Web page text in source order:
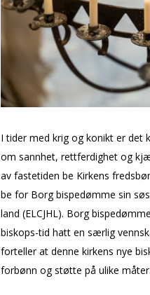
I tider med krig og konflikt er det
om sannhet, rettferdighet og
av fastetiden be Kirkens
be for Borg bispedømme sin
land (ELCJHL). Borg
biskops-tid hatt en særlig
forteller at denne kirkens nye
forbønn og støtte på ulike måter.